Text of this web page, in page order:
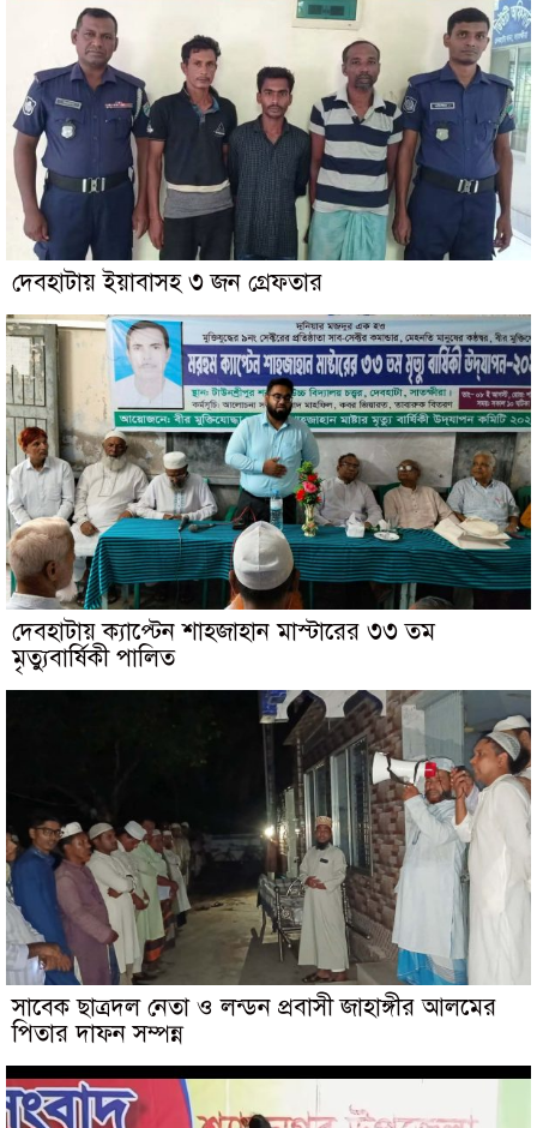
দেবহাটায় ইয়াবাসহ ৩ জন গ্রেফতার
দেবহাটায় ক্যাপ্টেন শাহজাহান মাস্টারের ৩৩ তম
মৃত্যুবার্ষিকী পালিত
সাবেক ছাত্রদল নেতা ও লন্ডন প্রবাসী জাহাঙ্গীর আলমের
পিতার দাফন সম্পন্ন